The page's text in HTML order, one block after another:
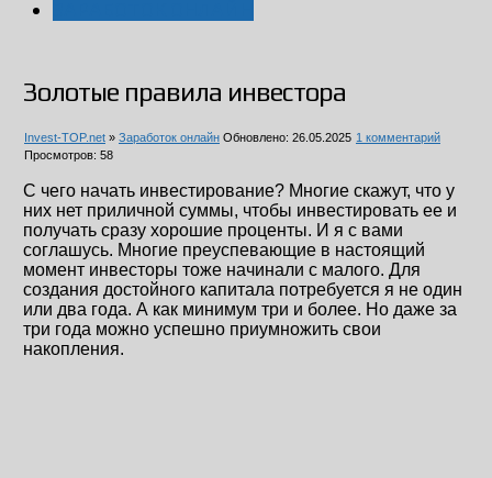
Золотые правила инвестора
Invest-TOP.net » Заработок онлайн Обновлено: 26.05.2025 1 комментарий
Просмотров: 58
С чего начать инвестирование? Многие скажут, что у
них нет приличной суммы, чтобы инвестировать ее и
получать сразу хорошие проценты. И я с вами
соглашусь. Многие преуспевающие в настоящий
момент инвесторы тоже начинали с малого. Для
создания достойного капитала потребуется я не один
или два года. А как минимум три и более. Но даже за
три года можно успешно приумножить свои
накопления.